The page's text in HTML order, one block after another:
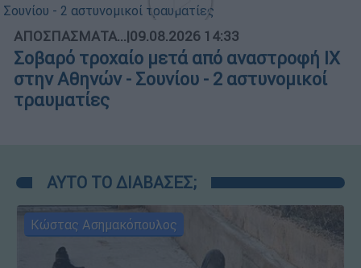
ΑΠΟΣΠΑΣΜΑΤΑ...|09.08.2026 14:33
Σοβαρό τροχαίο μετά από αναστροφή ΙΧ
στην Αθηνών - Σουνίου - 2 αστυνομικοί
τραυματίες
ΑΥΤΟ ΤΟ ΔΙΑΒΑΣΕΣ;
Κώστας Ασημακόπουλος